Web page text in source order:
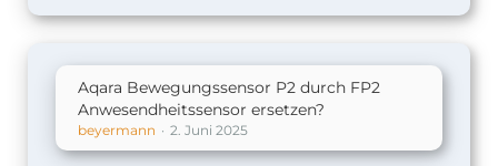
Aqara Bewegungssensor P2 durch FP2
Anwesendheitssensor ersetzen?
beyermann 2. Juni 2025